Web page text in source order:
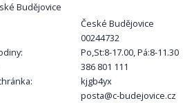
Budějovice
České Budějovice
00244732
Po,St:8-17.00, Pá:8-11.30
386 801 111
kjgb4yx
posta@c-budejovice.cz